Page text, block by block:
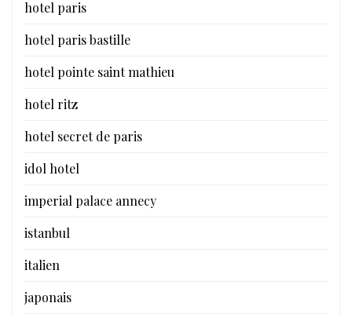
hotel paris
hotel paris bastille
hotel pointe saint mathieu
hotel ritz
hotel secret de paris
idol hotel
imperial palace annecy
istanbul
italien
japonais